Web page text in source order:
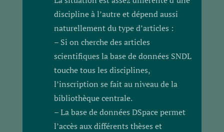
discipline à l’autre et dépend aussi
naturellement du type d’articles :
– Si on cherche des articles
scientifiques la base de données SNDL
touche tous les disciplines,
l’inscription se fait au niveau de la
bibliothèque centrale.
– La base de données DSpace permet
l’accès aux différents thèses et